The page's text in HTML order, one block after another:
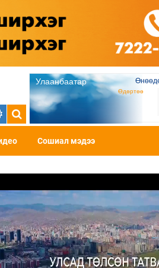
Улаанбаатар
Өдөртөө
Сошиал мэдээ